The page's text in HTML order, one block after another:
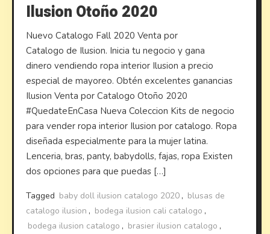
Ilusion Otoño 2020
Nuevo Catalogo Fall 2020 Venta por
Catalogo de Ilusion. Inicia tu negocio y gana
dinero vendiendo ropa interior Ilusion a precio
especial de mayoreo. Obtén excelentes ganancias
Ilusion Venta por Catalogo Otoño 2020
#QuedateEnCasa Nueva Coleccion Kits de negocio
para vender ropa interior Ilusion por catalogo. Ropa
diseñada especialmente para la mujer latina.
Lenceria, bras, panty, babydolls, fajas, ropa Existen
dos opciones para que puedas […]
Tagged baby doll ilusion catalogo 2020 , blusas de
catalogo ilusion , bodega ilusion cali catalogo ,
bodega ilusion catalogo , brasier ilusion catalogo ,